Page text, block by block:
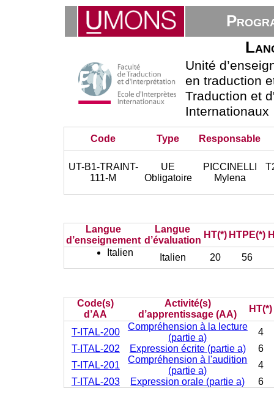
Unité
en traduction
Traduction et
Internationaux
Code Type Responsable
UT-B1-TRAINT-
111-M
UE
Obligatoire
PICCINELLI
Mylena
Langue
d’enseignement
Langue
d’évaluation
HT(*) HTPE(*)
Italien
Italien 20 56
Code(s)
d’AA
Activité(s)
d’apprentissage (AA)
HT(*)
T-ITAL-200
Compréhension à la lecture
(partie a)
4
T-ITAL-202
Expression écrite (partie a)
6
T-ITAL-201
Compréhension à l'audition
(partie a)
4
T-ITAL-203
Expression orale (partie a) 6